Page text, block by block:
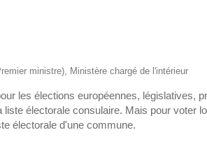
ministre), Ministère chargé de l'intérieur
les élections européennes, législatives,
électorale consulaire. Mais pour voter
électorale d'une commune.